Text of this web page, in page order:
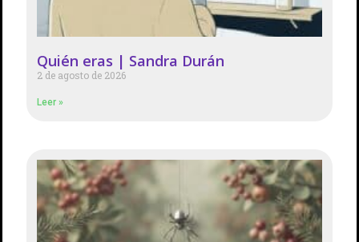
Quién eras | Sandra Durán
2 de agosto de 2026
Leer »